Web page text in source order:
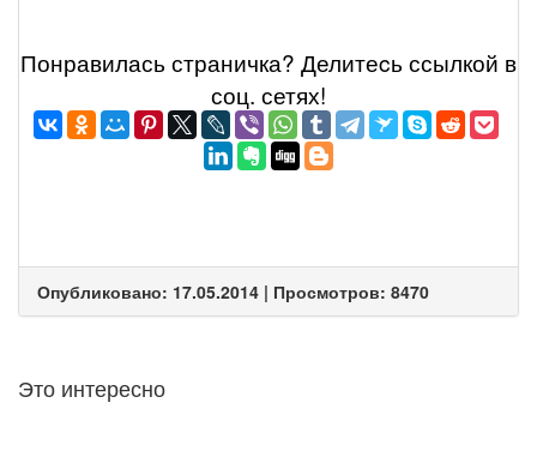
Понравилась страничка? Делитеcь ссылкой в
соц. сетях!
Опубликовано: 17.05.2014 | Просмотров: 8470
Это интересно